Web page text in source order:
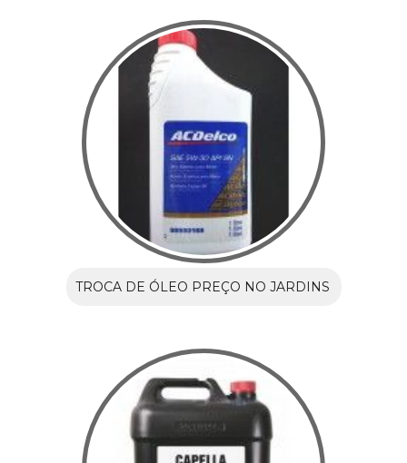
TROCA DE ÓLEO PREÇO NO JARDINS